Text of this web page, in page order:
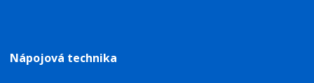
Nápojová technika